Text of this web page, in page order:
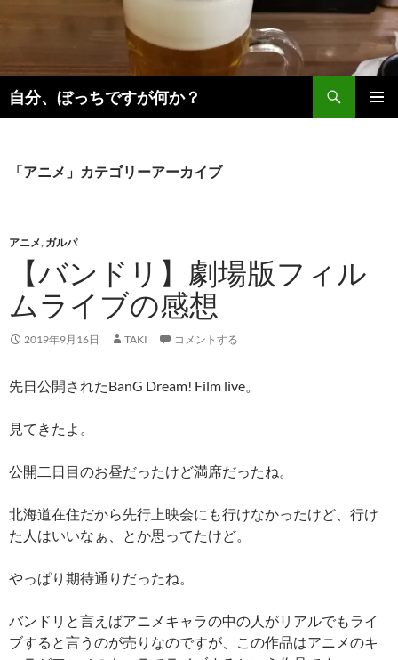
ン
ツ
へ
自分、ぼっちですが何か？
検
索
「アニメ」カテゴリーアーカイブ
アニメ, ガルパ
【バンドリ】劇場版フィル
ムライブの感想
2019年9月16日 TAKI コメントする
先日公開されたBanG Dream! Film live。
見てきたよ。
公開二日目のお昼だったけど満席だったね。
北海道在住だから先行上映会にも行けなかったけど、行け
た人はいいなぁ、とか思ってたけど。
やっぱり期待通りだったね。
バンドリと言えばアニメキャラの中の人がリアルでもライ
ブすると言うのが売りなのですが、この作品はアニメのキ